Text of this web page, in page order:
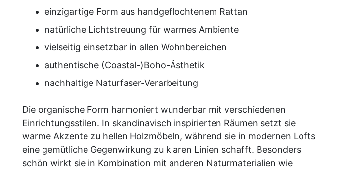
einzigartige Form aus handgeflochtenem Rattan
natürliche Lichtstreuung für warmes Ambiente
vielseitig einsetzbar in allen Wohnbereichen
authentische (Coastal-)Boho-Ästhetik
nachhaltige Naturfaser-Verarbeitung
Die organische Form harmoniert wunderbar mit verschiedenen
Einrichtungsstilen. In skandinavisch inspirierten Räumen setzt sie
warme Akzente zu hellen Holzmöbeln, während sie in modernen Lofts
eine gemütliche Gegenwirkung zu klaren Linien schafft. Besonders
schön wirkt sie in Kombination mit anderen Naturmaterialien wie